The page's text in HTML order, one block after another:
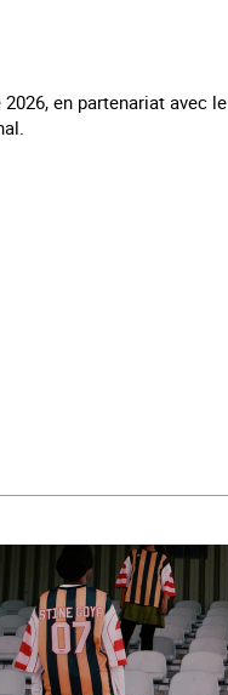
en partenariat avec le